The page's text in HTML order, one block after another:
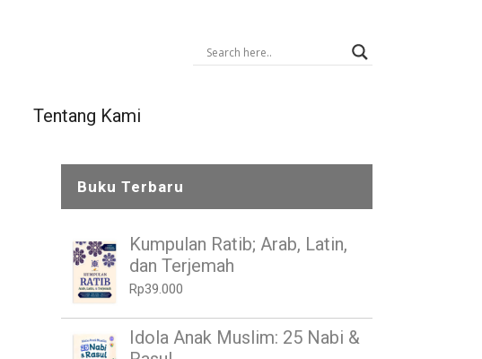
Tentang Kami
Buku Terbaru
Kumpulan Ratib; Arab, Latin,
dan Terjemah
Rp39.000
Idola Anak Muslim: 25 Nabi &